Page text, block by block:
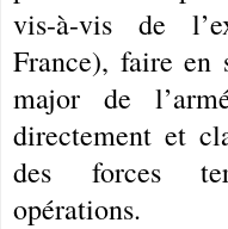
vis-à-vis de
France), faire en
major de
directement et
des forces
opérations.